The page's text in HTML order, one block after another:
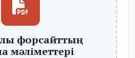
форсайттың
мәліметтері